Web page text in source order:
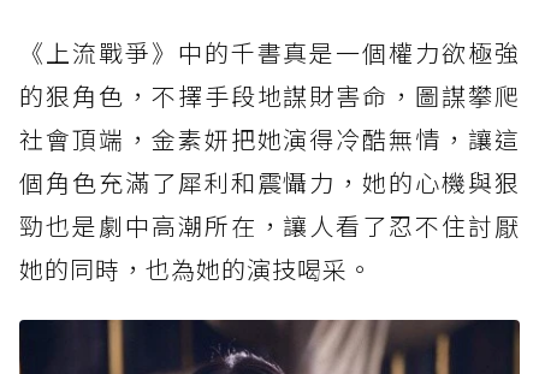
《上流戰爭》中的千書真是一個權力欲極強
的狠角色，不擇手段地謀財害命，圖謀攀爬
社會頂端，金素妍把她演得冷酷無情，讓這
個角色充滿了犀利和震懾力，她的心機與狠
勁也是劇中高潮所在，讓人看了忍不住討厭
她的同時，也為她的演技喝采。